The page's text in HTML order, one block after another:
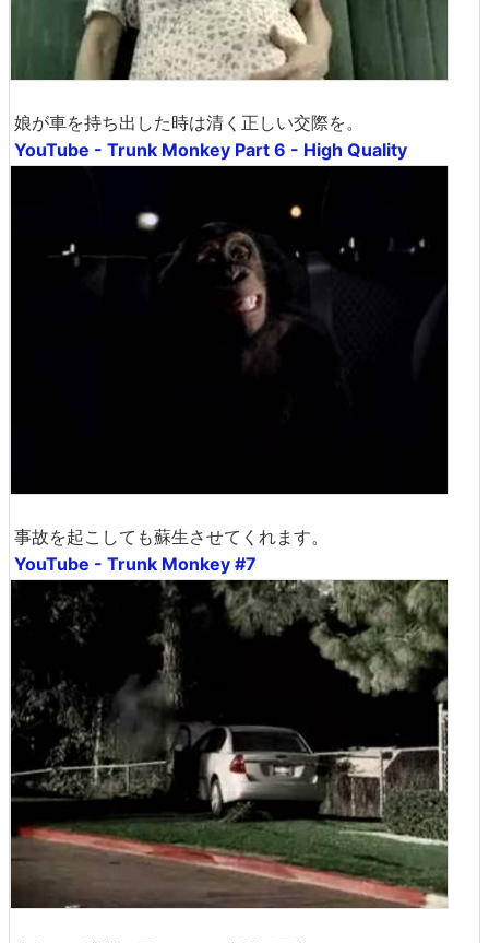
娘が車を持ち出した時は清く正しい交際を。
YouTube - Trunk Monkey Part 6 - High Quality
事故を起こしても蘇生させてくれます。
YouTube - Trunk Monkey #7